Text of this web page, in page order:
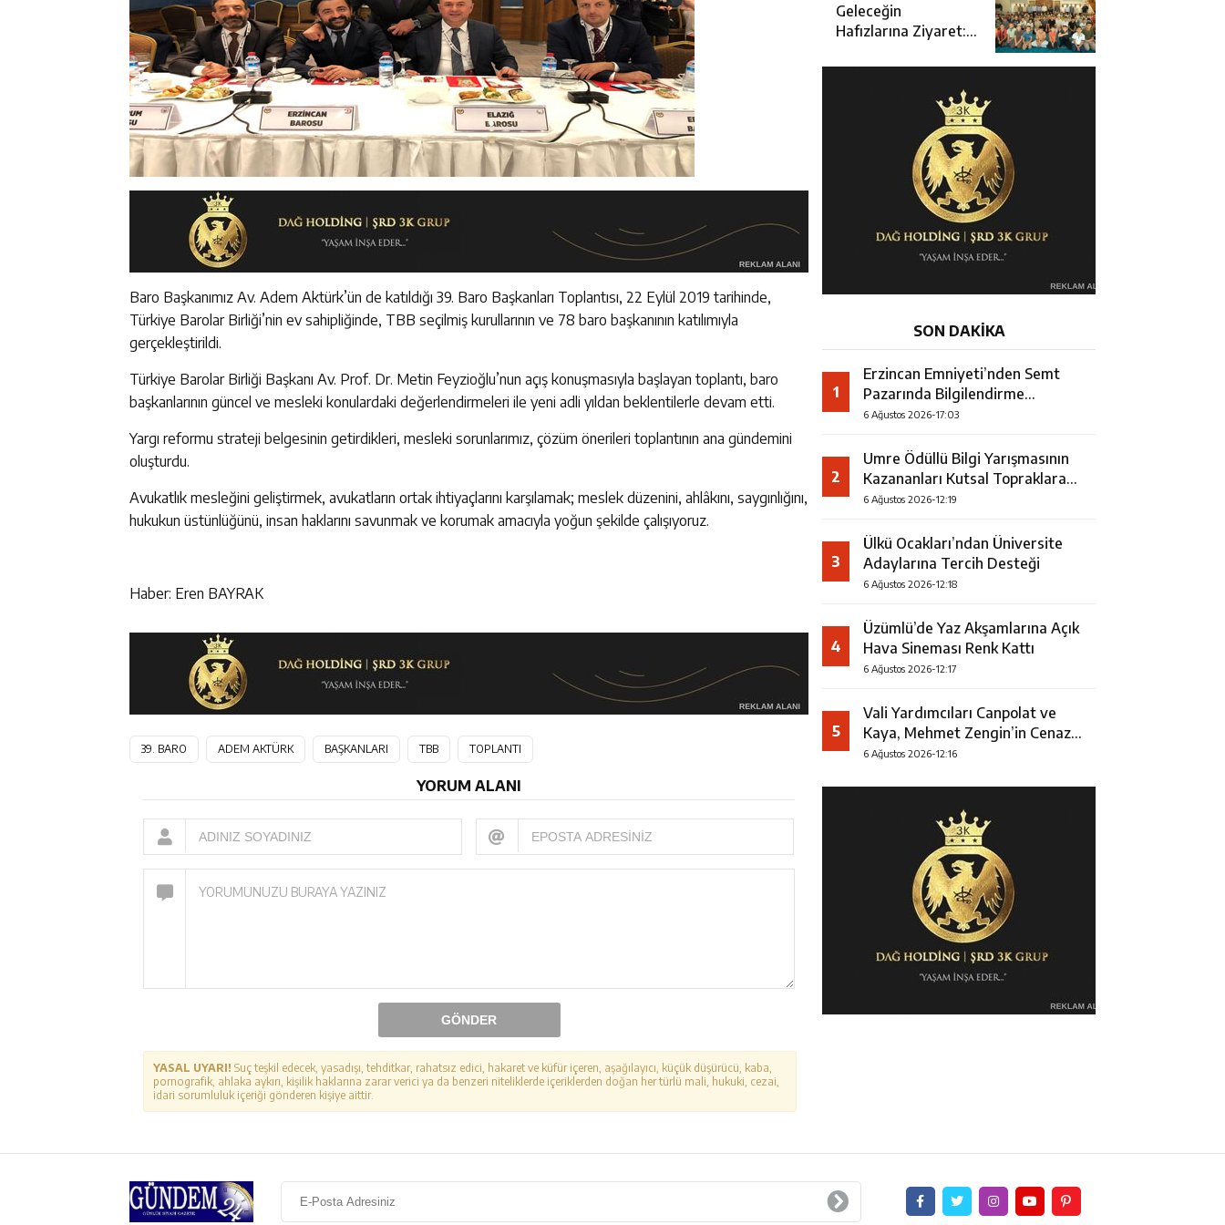
Baro Başkanımız Av. Adem Aktürk’ün de katıldığı 39. Baro Başkanları Toplantısı, 22 Eylül 2019 tarihinde,
Türkiye Barolar Birliği’nin ev sahipliğinde, TBB seçilmiş kurullarının ve 78 baro başkanının katılımıyla
gerçekleştirildi.
Türkiye Barolar Birliği Başkanı Av. Prof. Dr. Metin Feyzioğlu’nun açış konuşmasıyla başlayan toplantı, baro
başkanlarının güncel ve mesleki konulardaki değerlendirmeleri ile yeni adli yıldan beklentilerle devam etti.
Yargı reformu strateji belgesinin getirdikleri, mesleki sorunlarımız, çözüm önerileri toplantının ana gündemini
oluşturdu.
Avukatlık mesleğini geliştirmek, avukatların ortak ihtiyaçlarını karşılamak; meslek düzenini, ahlâkını, saygınlığını,
hukukun üstünlüğünü, insan haklarını savunmak ve korumak amacıyla yoğun şekilde çalışıyoruz.
Haber: Eren BAYRAK
39. BARO ADEM AKTÜRK BAŞKANLARI TBB TOPLANTI
YORUM ALANI
GÖNDER
YASAL UYARI! Suç teşkil edecek, yasadışı, tehditkar, rahatsız edici, hakaret ve küfür içeren, aşağılayıcı, küçük düşürücü, kaba,
pornografik, ahlaka aykırı, kişilik haklarına zarar verici ya da benzeri niteliklerde içeriklerden doğan her türlü mali, hukuki, cezai,
idari sorumluluk içeriği gönderen kişiye aittir.
Geleceğin
Hafızlarına Ziyaret:
Erzincan’da Kur’an
Kursu Öğrencileriyle
SON DAKİKA
1
Erzincan Emniyeti’nden Semt
Pazarında Bilgilendirme
Faaliyeti
6 Ağustos 2026-17:03
2
Umre Ödüllü Bilgi Yarışmasının
Kazananları Kutsal Topraklara
Uğurlandı
6 Ağustos 2026-12:19
3
Ülkü Ocakları’ndan Üniversite
Adaylarına Tercih Desteği
6 Ağustos 2026-12:18
4
Üzümlü’de Yaz Akşamlarına Açık
Hava Sineması Renk Kattı
6 Ağustos 2026-12:17
5
Vali Yardımcıları Canpolat ve
Kaya, Mehmet Zengin’in Cenaze
Törenine Katıldı
6 Ağustos 2026-12:16